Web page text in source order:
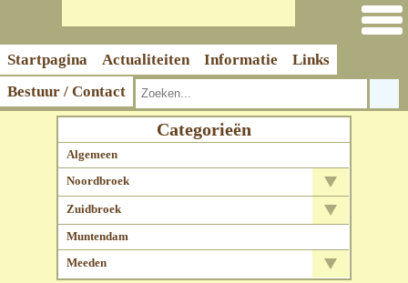
Startpagina Actualiteiten Informatie
Links
Bestuur / Contact
Categorieën
Algemeen
Noordbroek
Zerken In Het Koor (NB)
Grafstenen
Zuidbroek
Zerken In Het Koor (ZB)
Grafstenen
Muntendam
Meeden